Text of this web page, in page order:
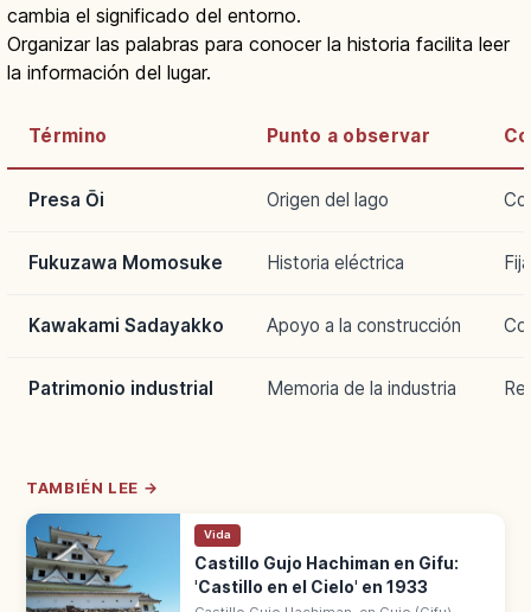
cambia el significado del entorno.
Organizar las palabras para conocer la historia facilita leer
la información del lugar.
Término Punto a observar
Presa Ōi Origen del lago
Fukuzawa Momosuke Historia eléctrica
Kawakami Sadayakko Apoyo a la construcción
Patrimonio industrial Memoria de la industria
TAMBIÉN LEE →
Vida
Castillo Gujo Hachiman en Gifu:
'Castillo en el Cielo' en 1933